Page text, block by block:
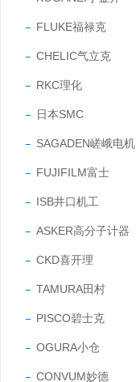
FLUKE福禄克
CHELIC气立克
RKC理化
日本SMC
SAGADEN嵯峨电机
FUJIFILM富士
ISB井口机工
ASKER高分子计器
CKD喜开理
TAMURA田村
PISCO碧士克
OGURA小仓
CONVUM妙德